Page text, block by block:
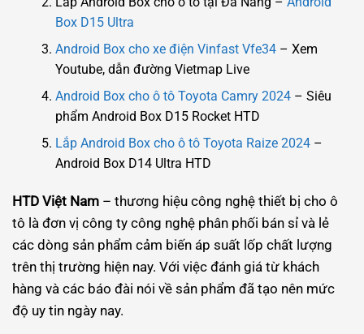
Box D15 Ultra
Android Box cho xe điện Vinfast Vfe34– Xem
Youtube, dẫn đường Vietmap Live
Android Box cho ô tô Toyota Camry 2024– Siêu
phẩm Android Box D15 Rocket HTD
Lắp Android Box cho ô tô Toyota Raize 2024–
Android Box D14 Ultra HTD
HTD Việt Nam – thương hiệu công nghệ thiết bị cho ô
tô là đơn vị công ty công nghệ phân phối bán sỉ và lẻ
các dòng sản phẩm cảm biến áp suất lốp chất lượng
trên thị trường hiện nay. Với việc đánh giá từ khách
hàng và các báo đài nói về sản phẩm đã tạo nên mức
độ uy tin ngày nay.